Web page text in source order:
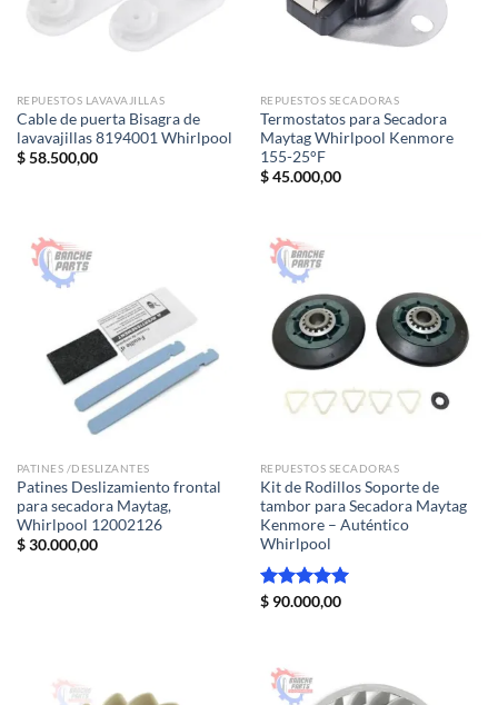
REPUESTOS LAVAVAJILLAS
Cable de puerta Bisagra de
lavavajillas 8194001 Whirlpool
$58.500,00
REPUESTOS SECADORAS
Termostatos para Secadora
Maytag Whirlpool Kenmore
155-25°F
$45.000,00
PATINES /DESLIZANTES
Patines Deslizamiento frontal
para secadora Maytag,
Whirlpool 12002126
$30.000,00
REPUESTOS SECADORAS
Kit de Rodillos Soporte de
tambor para Secadora Maytag
Kenmore – Auténtico
Whirlpool
Valorado
$90.000,00